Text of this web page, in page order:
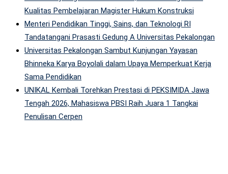
Kualitas Pembelajaran Magister Hukum Konstruksi
Menteri Pendidikan Tinggi, Sains, dan Teknologi RI
Tandatangani Prasasti Gedung A Universitas Pekalongan
Universitas Pekalongan Sambut Kunjungan Yayasan
Bhinneka Karya Boyolali dalam Upaya Memperkuat Kerja
Sama Pendidikan
UNIKAL Kembali Torehkan Prestasi di PEKSIMIDA Jawa
Tengah 2026, Mahasiswa PBSI Raih Juara 1 Tangkai
Penulisan Cerpen